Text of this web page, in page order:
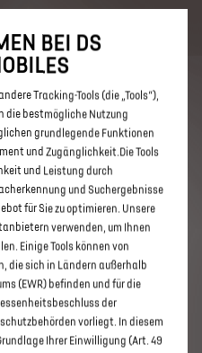
erfahren >>
ALLE DS 3 UND
NEUWAGEN
IN
BEI DS
Tracking-Tools (die „Tools“),
die bestmögliche Nutzung
grundlegende Funktionen
und Zugänglichkeit.Die Tools
und Leistung durch
und Suchergebnisse
für Sie zu optimieren. Unsere
verwenden, um Ihnen
Einige Tools können von
die sich in Ländern außerhalb
(EWR) befinden und für die
der
vorliegt. In diesem
Ihrer Einwilligung (Art. 49